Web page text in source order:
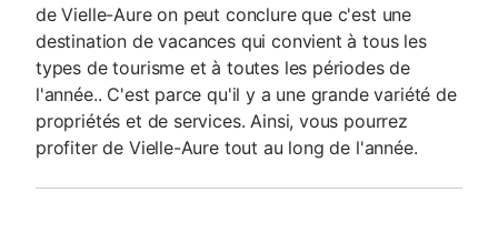
de Vielle-Aure on peut conclure que c'est une
destination de vacances qui convient à tous les
types de tourisme et à toutes les périodes de
l'année.. C'est parce qu'il y a une grande variété de
propriétés et de services. Ainsi, vous pourrez
profiter de Vielle-Aure tout au long de l'année.